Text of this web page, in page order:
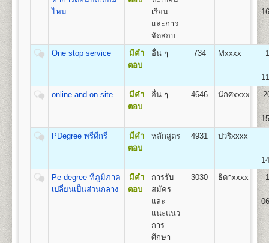
หลักสูตร 4 ปี จำนวน 138 -148
หน่วยกิต
ชื่อปริญญา
วิศวกรรมศาสตรบัณฑิต (วศ.บ.) Bachelor of
เปิดสอน5สาขาวิชาคือ
1.สาขาวิชาวิศวกรรมโยธา
2.สาขาวิชาวิศวกรรมอุตสาหการ
4.สาขาวิชาวิศวกรรมคอมพิวเตอร์
5.สาขาวิชาวิศวกรรมสิ่งแวดล้อม
คณะศิลปกรรมศาสตร์
เปิดสอนระดับปริญญาตรี
หลักสูตร 4 ปี 137-139
ศิลปกรรมศาสตรบัณฑิต (ศป.บ) Bachelor of
สูตรการชำระเงินสำหรับผู้เข้าศึกษาราย
กระบวนวิชา (PRE-DEGREE)
ค่า
ค่า
ค่า
ธรรมเนียม
ศึกษา
ค่าทำ
บัตร
ถาวร
ค่าขึ้น
ศึกษา
ค่า
รามฯ
800
2 100 500 800 100 500 100
2,150
4 200 500 800 100
100
800 100
ไหม
เรียน
และการ
จัดสอบ
One stop service​
มีคำ
ตอบ
อื่น ๆ 734 Mxxxx
online and on site
มีคำ
ตอบ
อื่น ๆ 4646 นักศxxxx
PDegree พรีดีกรี
มีคำ
ตอบ
หลักสูตร 4931 ปวริxxxx
Pe degree ที่ภูมิภาค
เปลี่ยนเป็นส่วนกลาง
มีคำ
ตอบ
การรับ
สมัคร
และ
แนะแนว
การ
ศึกษา
3030 ธิดาxxxx